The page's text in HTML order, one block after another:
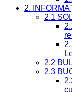
2.
2.1
2.2
2.3